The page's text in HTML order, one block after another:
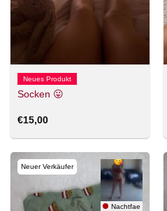
Neues Produkt
Socken 😛
€15,00
Neuer Verkäufer
Nachtfae